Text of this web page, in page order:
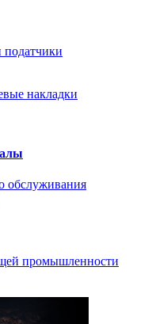
накладки
обслуживания
промышленности